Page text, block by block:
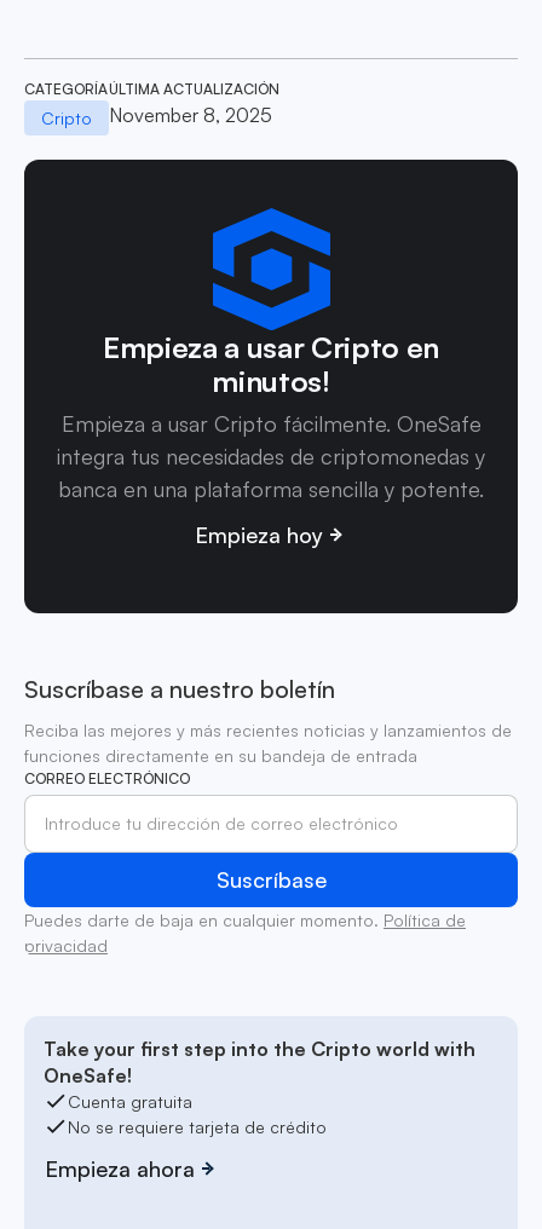
CATEGORÍA
Cripto
ÚLTIMA ACTUALIZACIÓN
November 8, 2025
Empieza a usar Cripto en
minutos!
Empieza a usar Cripto fácilmente. OneSafe
integra tus necesidades de criptomonedas y
banca en una plataforma sencilla y potente.
Empieza hoy
Suscríbase a nuestro boletín
Reciba las mejores y más recientes noticias y lanzamientos de
funciones directamente en su bandeja de entrada
CORREO ELECTRÓNICO
Puedes darte de baja en cualquier momento. Política de
privacidad
Take your first step into the Cripto world with
OneSafe!
Cuenta gratuita
No se requiere tarjeta de crédito
Empieza ahora